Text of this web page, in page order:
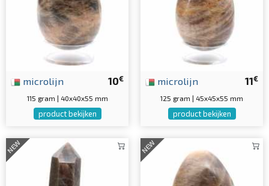
10€
microlijn
115 gram | 40x40x55 mm
product bekijken
11€
microlijn
125 gram | 45x45x55 mm
product bekijken
NEW NEW